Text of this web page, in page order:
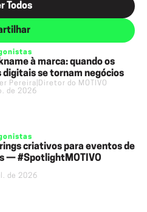
Todos
à marca: quando os
digitais se tornam negócios
Pereira Diretor do MOTIVO
de 2026
criativos para eventos de
— #SpotlightMOTIVO
de 2026